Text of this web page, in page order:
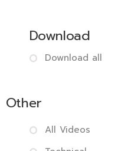
Download
Download all
Other
All Videos